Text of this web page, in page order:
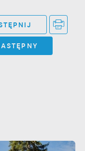
oraz
te działają w
nasze